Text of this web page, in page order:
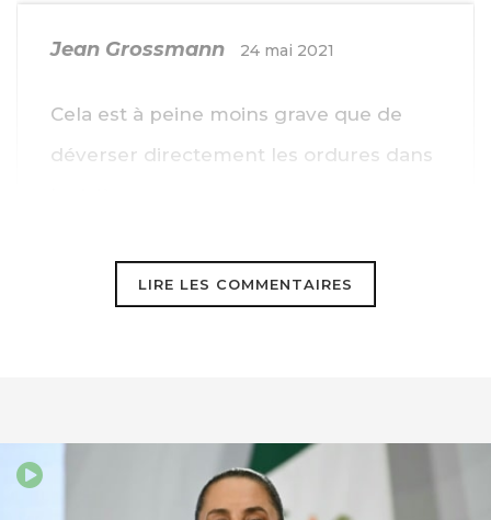
Jean Grossmann 24 mai 2021
Cela est à peine moins grave que de
déverser directement les ordures dans
Cette situation est d’autant plus
absurde qu’en triant correctement les
LIRE LES COMMENTAIRES